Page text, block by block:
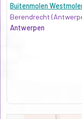
Buitenmolen
Berendrecht
Antwerpen